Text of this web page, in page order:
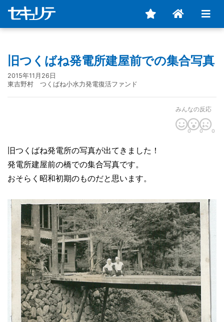
旧つくばね発電所建屋前での集合写真
2015年11月26日
東吉野村 つくばね小水力発電復活ファンド
みんなの反応
0 0 0
旧つくばね発電所の写真が出てきました！
発電所建屋前の橋での集合写真です。
おそらく昭和初期のものだと思います。